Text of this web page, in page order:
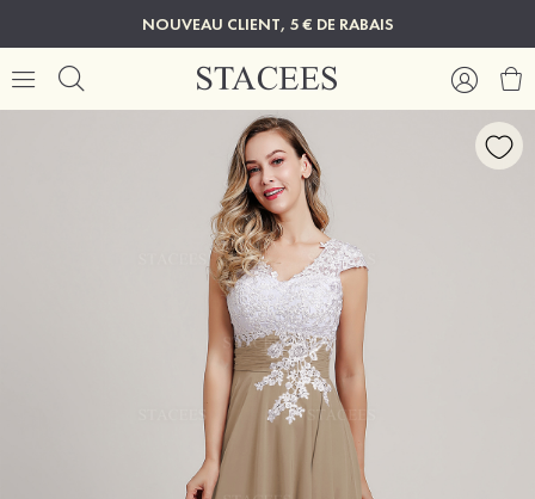
NOUVEAU CLIENT, 5 € DE RABAIS